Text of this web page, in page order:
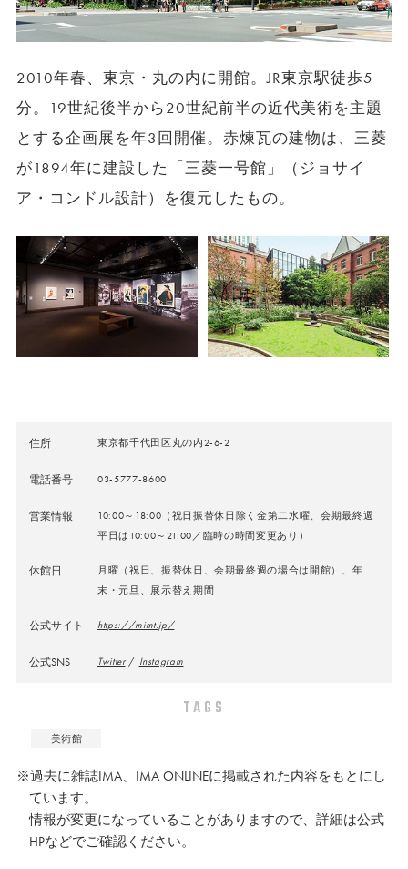
2010年春、東京・丸の内に開館。JR東京駅徒歩5
分。19世紀後半から20世紀前半の近代美術を主題
とする企画展を年3回開催。赤煉瓦の建物は、三菱
が1894年に建設した「三菱一号館」（ジョサイ
ア・コンドル設計）を復元したもの。
住所 東京都千代田区丸の内2-6-2
電話番号 03-5777-8600
営業情報
10:00～18:00（祝日振替休日除く金第二水曜、会期最終週
平日は10:00～21:00／臨時の時間変更あり）
休館日
月曜（祝日、振替休日、会期最終週の場合は開館）、年
末・元旦、展示替え期間
公式サイト https://mimt.jp/
公式SNS Twitter/ Instagram
TAGS
美術館
※過去に雑誌IMA、IMA ONLINEに掲載された内容をもとにし
ています。
情報が変更になっていることがありますので、詳細は公式
HPなどでご確認ください。